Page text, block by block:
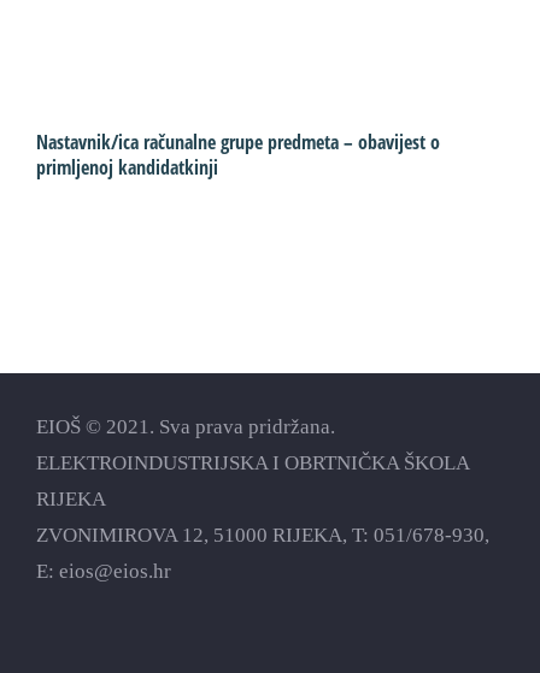
Nastavnik/ica računalne grupe predmeta – obavijest o
primljenoj kandidatkinji
EIOŠ © 2021. Sva prava pridržana.
ELEKTROINDUSTRIJSKA I OBRTNIČKA ŠKOLA
RIJEKA
ZVONIMIROVA 12, 51000 RIJEKA, T: 051/678-930,
E: eios@eios.hr